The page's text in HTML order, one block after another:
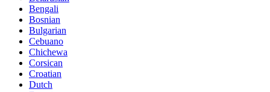
Bengali
Bosnian
Bulgarian
Cebuano
Chichewa
Corsican
Croatian
Dutch